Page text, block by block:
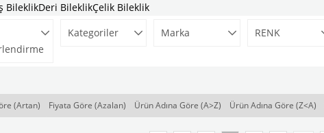
BileklikDeri BileklikÇelik Bileklik
Kategoriler Marka RENK
(Artan) Fiyata Göre (Azalan) Ürün Adına Göre (A>Z) Ürün Adına Göre (Z<A)